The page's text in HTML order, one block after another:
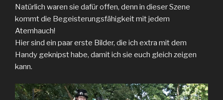
Natürlich waren sie dafür offen, denn in dieser Szene
kommt die Begeisterungsfähigkeit mit jedem
Atemhauch!
Hier sind ein paar erste Bilder, die ich extra mit dem
Handy geknipst habe, damit ich sie euch gleich zeigen
kann.